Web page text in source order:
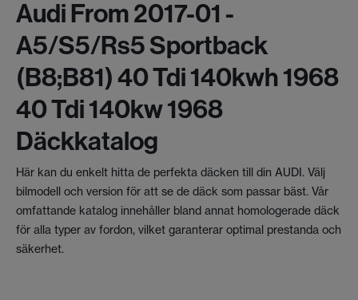
Audi From 2017-01 -
A5/s5/rs5 Sportback
(b8;b81) 40 Tdi 140kwh 1968
40 Tdi 140kw 1968
Däckkatalog
Här kan du enkelt hitta de perfekta däcken till din AUDI. Välj
bilmodell och version för att se de däck som passar bäst. Vår
omfattande katalog innehåller bland annat homologerade däck
för alla typer av fordon, vilket garanterar optimal prestanda och
säkerhet.